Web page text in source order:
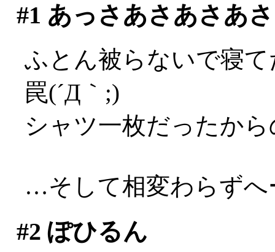
#1 あっさあさあさあ
ふとん被らないで寝
罠(´Д｀;)
シャツ一枚だったから
…そして相変わらずへ
#2 ぽひるん